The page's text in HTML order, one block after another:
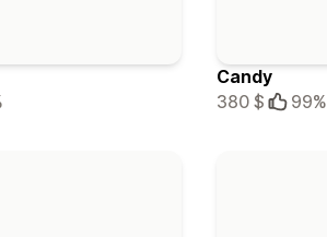
Candy
380 $
99%